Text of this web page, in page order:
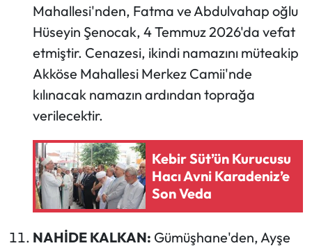
Mahallesi'nden, Fatma ve Abdulvahap oğlu
Hüseyin Şenocak, 4 Temmuz 2026'da vefat
etmiştir. Cenazesi, ikindi namazını müteakip
Akköse Mahallesi Merkez Camii'nde
kılınacak namazın ardından toprağa
verilecektir.
Kebir Süt’ün Kurucusu
Hacı Avni Karadeniz’e
Son Veda
NAHİDE KALKAN: Gümüşhane'den, Ayşe